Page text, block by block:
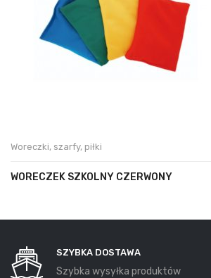
Woreczki, szarfy, piłki
WORECZEK SZKOLNY CZERWONY
SZYBKA DOSTAWA
Szybka wysyłka produktów